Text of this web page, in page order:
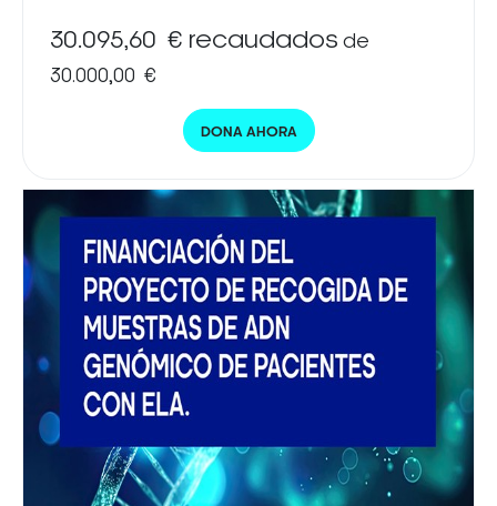
30.095,60 € recaudados de
30.000,00 €
DONA AHORA